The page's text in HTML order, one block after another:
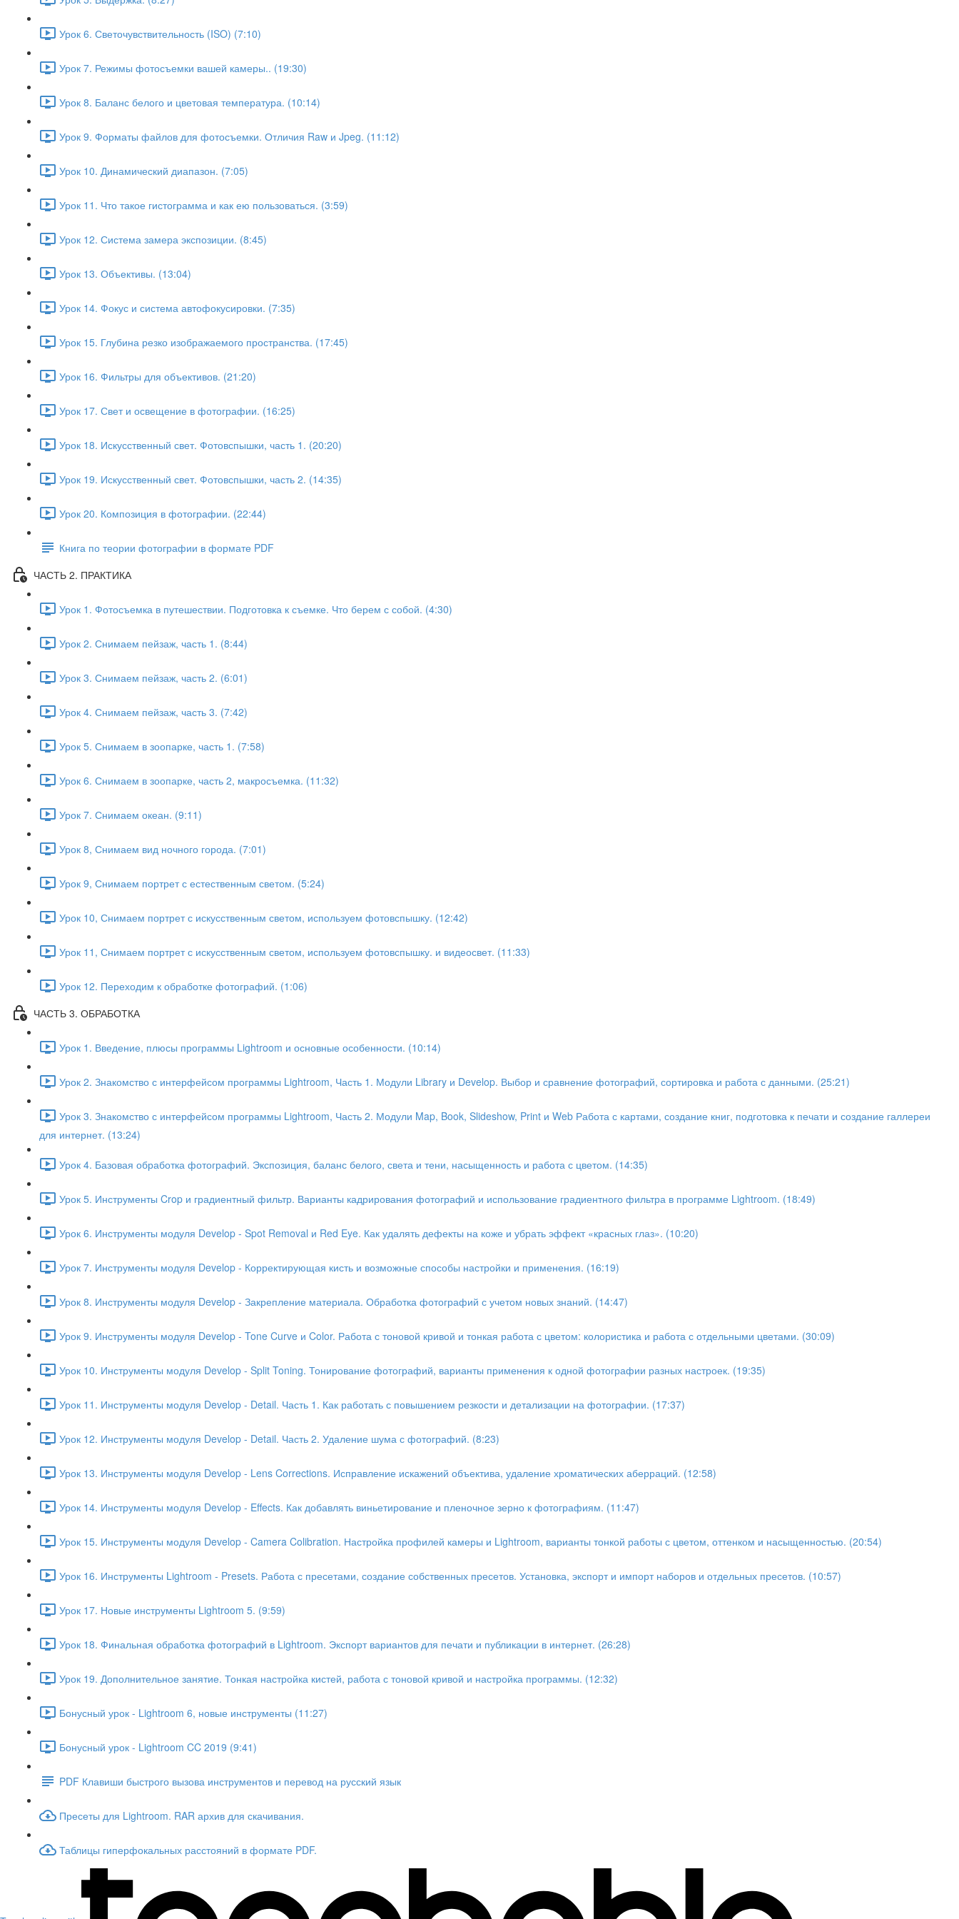
Урок 6. Светочувствительность (ISO) (7:10)
Урок 7. Режимы фотосъемки вашей камеры.. (19:30)
Урок 8. Баланс белого и цветовая температура. (10:14)
Урок 9. Форматы файлов для фотосъемки. Отличия Raw и Jpeg. (11:12)
Урок 10. Динамический диапазон. (7:05)
Урок 11. Что такое гистограмма и как ею пользоваться. (3:59)
Урок 12. Система замера экспозиции. (8:45)
Урок 13. Объективы. (13:04)
Урок 14. Фокус и система автофокусировки. (7:35)
Урок 15. Глубина резко изображаемого пространства. (17:45)
Урок 16. Фильтры для объективов. (21:20)
Урок 17. Свет и освещение в фотографии. (16:25)
Урок 18. Искусственный свет. Фотовспышки, часть 1. (20:20)
Урок 19. Искусственный свет. Фотовспышки, часть 2. (14:35)
Урок 20. Композиция в фотографии. (22:44)
Книга по теории фотографии в формате PDF
ЧАСТЬ 2. ПРАКТИКА
Урок 1. Фотосъемка в путешествии. Подготовка к съемке. Что берем с собой. (4:30)
Урок 2. Снимаем пейзаж, часть 1. (8:44)
Урок 3. Снимаем пейзаж, часть 2. (6:01)
Урок 4. Снимаем пейзаж, часть 3. (7:42)
Урок 5. Снимаем в зоопарке, часть 1. (7:58)
Урок 6. Снимаем в зоопарке, часть 2, макросъемка. (11:32)
Урок 7. Снимаем океан. (9:11)
Урок 8, Снимаем вид ночного города. (7:01)
Урок 9, Снимаем портрет с естественным светом. (5:24)
Урок 10, Снимаем портрет с искусственным светом, используем фотовспышку. (12:42)
Урок 11, Снимаем портрет с искусственным светом, используем фотовспышку. и видеосвет. (11:33)
Урок 12. Переходим к обработке фотографий. (1:06)
ЧАСТЬ 3. ОБРАБОТКА
Урок 1. Введение, плюсы программы Lightroom и основные особенности. (10:14)
Урок 2. Знакомство с интерфейсом программы Lightroom, Часть 1. Модули Library и Develop. Выбор и сравнение фотографий, сортировка и работа с данными. (25:21)
Урок 3. Знакомство с интерфейсом программы Lightroom, Часть 2. Модули Map, Book, Slideshow, Print и Web Работа с картами, создание книг, подготовка к печати и создание галлереи
для интернет. (13:24)
Урок 4. Базовая обработка фотографий. Экспозиция, баланс белого, света и тени, насыщенность и работа с цветом. (14:35)
Урок 5. Инструменты Crop и градиентный фильтр. Варианты кадрирования фотографий и использование градиентного фильтра в программе Lightroom. (18:49)
Урок 6. Инструменты модуля Develop - Spot Removal и Red Eye. Как удалять дефекты на коже и убрать эффект «красных глаз». (10:20)
Урок 7. Инструменты модуля Develop - Корректирующая кисть и возможные способы настройки и применения. (16:19)
Урок 8. Инструменты модуля Develop - Закрепление материала. Обработка фотографий с учетом новых знаний. (14:47)
Урок 9. Инструменты модуля Develop - Tone Curve и Color. Работа с тоновой кривой и тонкая работа с цветом: колористика и работа с отдельными цветами. (30:09)
Урок 10. Инструменты модуля Develop - Split Toning. Тонирование фотографий, варианты применения к одной фотографии разных настроек. (19:35)
Урок 11. Инструменты модуля Develop - Detail. Часть 1. Как работать с повышением резкости и детализации на фотографии. (17:37)
Урок 12. Инструменты модуля Develop - Detail. Часть 2. Удаление шума с фотографий. (8:23)
Урок 13. Инструменты модуля Develop - Lens Corrections. Исправление искажений объектива, удаление хроматических аберраций. (12:58)
Урок 14. Инструменты модуля Develop - Effects. Как добавлять виньетирование и пленочное зерно к фотографиям. (11:47)
Урок 15. Инструменты модуля Develop - Camera Colibration. Настройка профилей камеры и Lightroom, варианты тонкой работы с цветом, оттенком и насыщенностью. (20:54)
Урок 16. Инструменты Lightroom - Presets. Работа с пресетами, создание собственных пресетов. Установка, экспорт и импорт наборов и отдельных пресетов. (10:57)
Урок 17. Новые инструменты Lightroom 5. (9:59)
Урок 18. Финальная обработка фотографий в Lightroom. Экспорт вариантов для печати и публикации в интернет. (26:28)
Урок 19. Дополнительное занятие. Тонкая настройка кистей, работа с тоновой кривой и настройка программы. (12:32)
Бонусный урок - Lightroom 6, новые инструменты (11:27)
Бонусный урок - Lightroom CC 2019 (9:41)
PDF Клавиши быстрого вызова инструментов и перевод на русский язык
Пресеты для Lightroom. RAR архив для скачивания.
Таблицы гиперфокальных расстояний в формате PDF.